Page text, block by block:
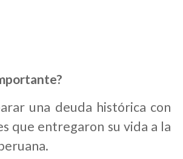
una deuda histórica con
que entregaron su vida a la